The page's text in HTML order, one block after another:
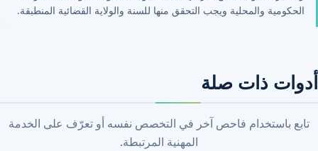
الحكومية والمحلية ويجب التحقق منها للسنة والولاية القضائية المنطبقة.
أدوات ذات صلة
تابع باستخدام فاحص آخر في التخصص نفسه أو تعرّف على الخدمة
المهنية المرتبطة.